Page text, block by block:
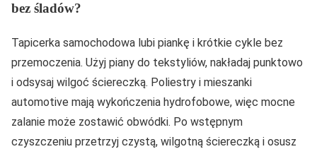
bez śladów?
Tapicerka samochodowa lubi piankę i krótkie cykle bez
przemoczenia. Użyj piany do tekstyliów, nakładaj punktowo
i odsysaj wilgoć ściereczką. Poliestry i mieszanki
automotive mają wykończenia hydrofobowe, więc mocne
zalanie może zostawić obwódki. Po wstępnym
czyszczeniu przetrzyj czystą, wilgotną ściereczką i osusz